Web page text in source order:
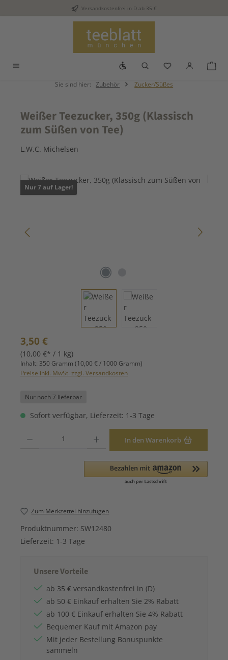
Zum Hauptinhalt springenVersandkostenfrei in D ab 35 €
Werkzeugleiste anzeigen
Du hast 0
Sie sind hier: Zubehör Zucker/Süßes
Weißer Teezucker, 350g (Klassisch
zum Süßen von Tee)
L.W.C. Michelsen
Bildergalerie überspringen
Nur 7 auf Lager!
Regulärer Preis:
3,50 €
(10,00 €* / 1 kg)
Inhalt: 350 Gramm (10,00 € / 1000 Gramm)
Preise inkl. MwSt. zzgl. Versandkosten
Nur noch 7 lieferbar
Sofort verfügbar, Lieferzeit: 1-3 Tage
In den Warenkorb
Zum Merkzettel hinzufügen
Produktnummer: SW12480
Lieferzeit: 1-3 Tage
Unsere Vorteile
ab 35 € versandkostenfrei in (D)
ab 50 € Einkauf erhalten Sie 2% Rabatt
ab 100 € Einkauf erhalten Sie 4% Rabatt
Bequemer Kauf mit Amazon pay
Mit jeder Bestellung Bonuspunkte
sammeln